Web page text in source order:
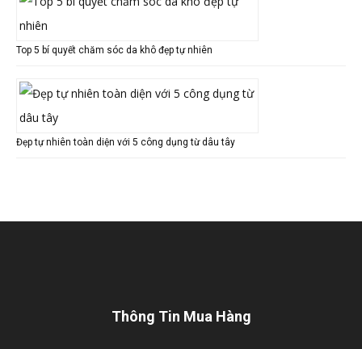
Top 5 bí quyết chăm sóc da khô đẹp tự nhiên
Đẹp tự nhiên toàn diện với 5 công dụng từ dâu tây
Thông Tin Mua Hàng